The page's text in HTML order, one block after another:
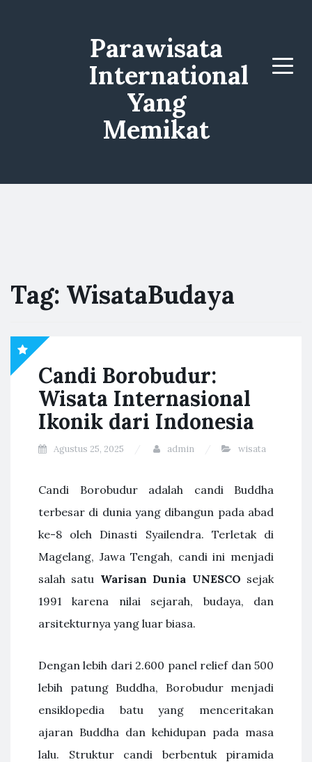
Parawisata
International
Yang
Memikat
Menu
Tag: WisataBudaya
Candi Borobudur:
Wisata Internasional
Ikonik dari Indonesia
Agustus 25, 2025 admin wisata
Candi Borobudur adalah candi Buddha
terbesar di dunia yang dibangun pada abad
ke-8 oleh Dinasti Syailendra. Terletak di
Magelang, Jawa Tengah, candi ini menjadi
salah satu Warisan Dunia UNESCO sejak
1991 karena nilai sejarah, budaya, dan
arsitekturnya yang luar biasa.
Dengan lebih dari 2.600 panel relief dan 500
lebih patung Buddha, Borobudur menjadi
ensiklopedia batu yang menceritakan
ajaran Buddha dan kehidupan pada masa
lalu. Struktur candi berbentuk piramida